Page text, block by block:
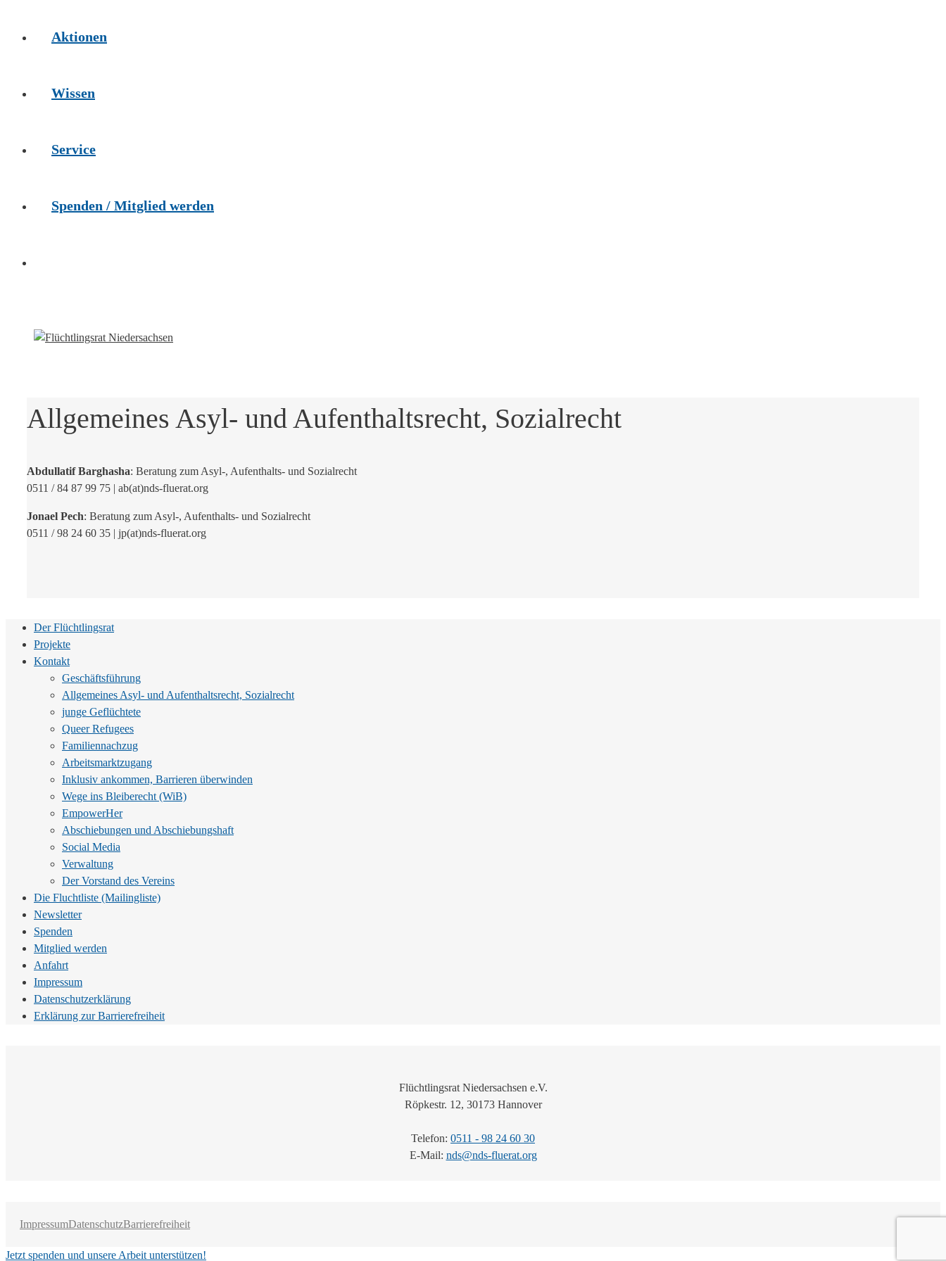
Aktionen
Wissen
Service
Spenden / Mitglied werden
Allgemeines Asyl- und Aufenthaltsrecht, Sozialrecht
Abdullatif Barghasha: Beratung zum Asyl-, Aufenthalts- und Sozialrecht
0511 / 84 87 99 75 | ab(at)nds-fluerat.org
Jonael Pech: Beratung zum Asyl-, Aufenthalts- und Sozialrecht
0511 / 98 24 60 35 | jp(at)nds-fluerat.org
Der Flüchtlingsrat
Projekte
Kontakt
Geschäftsführung
Allgemeines Asyl- und Aufenthaltsrecht, Sozialrecht
junge Geflüchtete
Queer Refugees
Familiennachzug
Arbeitsmarktzugang
Inklusiv ankommen, Barrieren überwinden
Wege ins Bleiberecht (WiB)
EmpowerHer
Abschiebungen und Abschiebungshaft
Social Media
Verwaltung
Der Vorstand des Vereins
Die Fluchtliste (Mailingliste)
Newsletter
Spenden
Mitglied werden
Anfahrt
Impressum
Datenschutzerklärung
Erklärung zur Barrierefreiheit
Flüchtlingsrat Niedersachsen e.V.
Röpkestr. 12, 30173 Hannover
Telefon: 0511 - 98 24 60 30
E-Mail: nds@nds-fluerat.org
ImpressumDatenschutzBarrierefreiheit
Jetzt spenden und unsere Arbeit unterstützen!